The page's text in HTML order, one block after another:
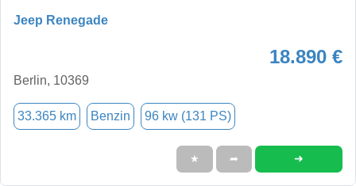
Jeep Renegade
18.890 €
Berlin, 10369
33.365 km Benzin 96 kw (131 PS)
★ ➦ ➜